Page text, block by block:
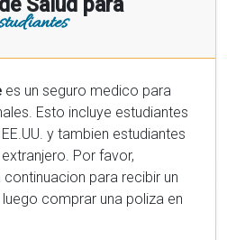
Salud para
es un seguro medico para
incluye estudiantes
y tambien estudiantes
Por favor,
para recibir un
comprar una poliza en